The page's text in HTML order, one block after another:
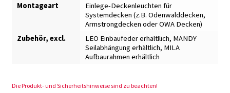
Montageart
Einlege-Deckenleuchten für
Systemdecken (z.B. Odenwalddecken,
Armstrongdecken oder OWA Decken)
Zubehör, excl.
LEO Einbaufeder erhältllich, MANDY
Seilabhängung erhältlich, MILA
Aufbaurahmen erhältlich
Die Produkt- und Sicherheitshinweise sind zu beachten!